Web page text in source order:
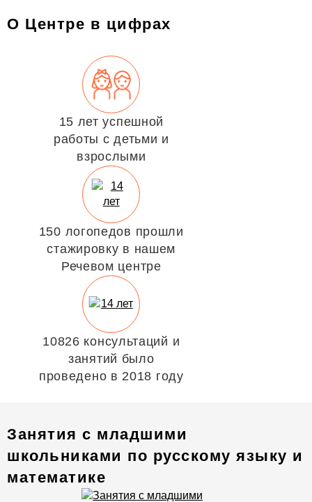
О Центре в цифрах
15 лет успешной
работы с детьми и
взрослыми
150 логопедов прошли
стажировку в нашем
Речевом центре
10826 консультаций и
занятий было
проведено в 2018 году
Занятия с младшими
школьниками по русскому языку и
математике